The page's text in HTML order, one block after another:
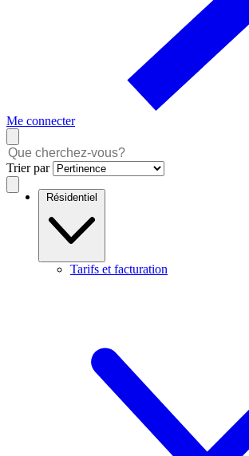
Me connecter
Trier par
Résidentiel
Tarifs et facturation